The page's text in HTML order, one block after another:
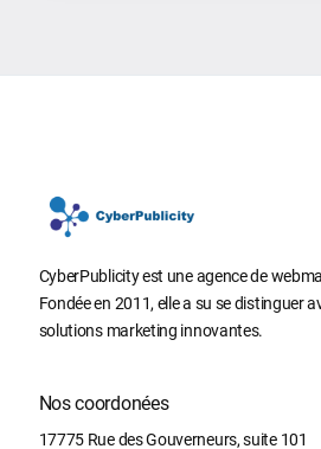
CyberPublicity est une agence de
Fondée en 2011, elle a su se distinguer
solutions marketing innovantes.
Nos coordonées
17775 Rue des Gouverneurs, suite 101